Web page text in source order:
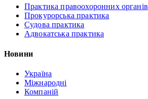
Практика правоохоронних органів
Прокурорська практика
Судова практика
Адвокатська практика
Новини
Україна
Міжнародні
Компаній